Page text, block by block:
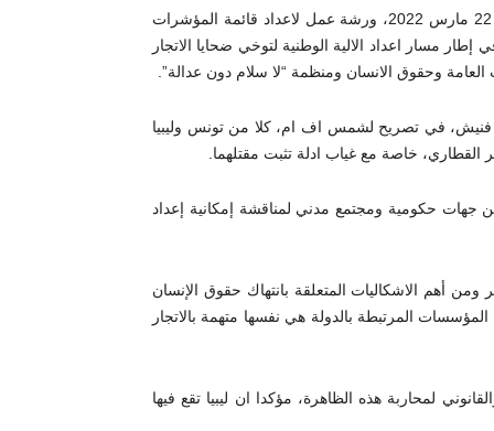
انتظمت اليوم الثلاثاء 22 مارس 2022، ورشة عمل لاعداد قائمة المؤشرات
مسار اعداد الالية الوطنية لتوخي ضحايا الاتجار
وحقوق الانسان ومنظمة “لا سلام دون عدالة”.
فنيش، في تصريح لشمس اف ام، كلا من تونس وليبيا
خاصة مع غياب ادلة تثبت مقتلهما.
جهات حكومية ومجتمع مدني لمناقشة إمكانية إعداد
أهم الاشكاليات المتعلقة بانتهاك حقوق الإنسان
المرتبطة بالدولة هي نفسها متهمة بالاتجار
لمحاربة هذه الظاهرة، مؤكدا ان ليبيا تقع فيها